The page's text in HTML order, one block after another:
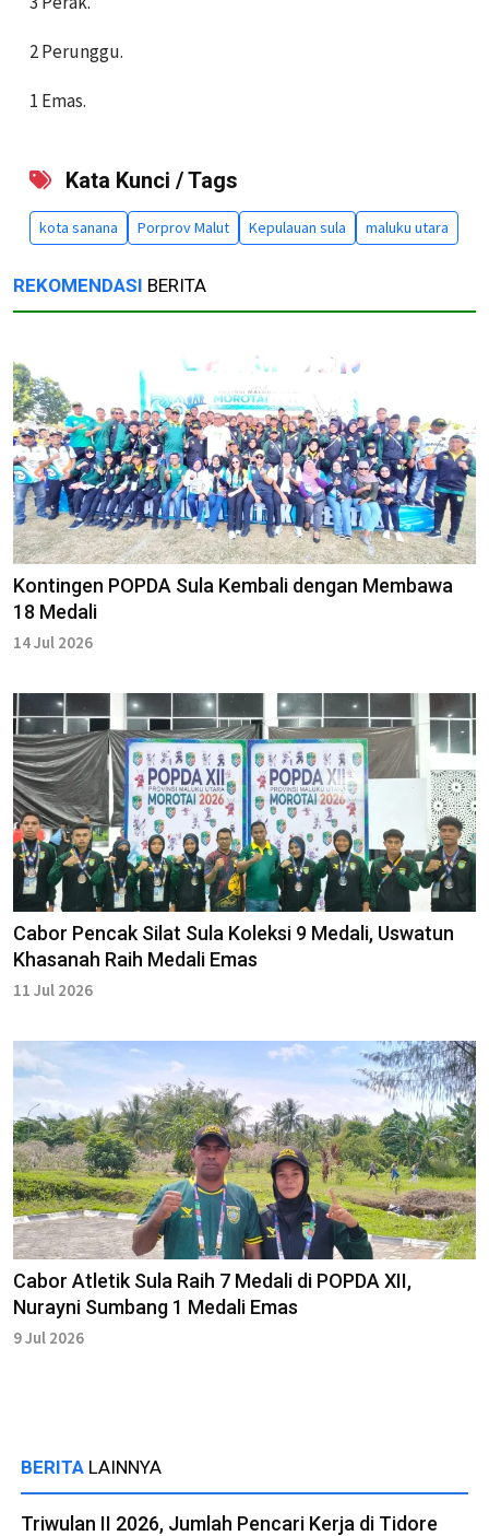
2 Perunggu.
1 Emas.
Kata Kunci / Tags
kota sanana Porprov Malut Kepulauan sula maluku utara
REKOMENDASI BERITA
Kontingen POPDA Sula Kembali dengan Membawa
18 Medali
14 Jul 2026
Cabor Pencak Silat Sula Koleksi 9 Medali, Uswatun
Khasanah Raih Medali Emas
11 Jul 2026
Cabor Atletik Sula Raih 7 Medali di POPDA XII,
Nurayni Sumbang 1 Medali Emas
9 Jul 2026
BERITA LAINNYA
Triwulan II 2026, Jumlah Pencari Kerja di Tidore